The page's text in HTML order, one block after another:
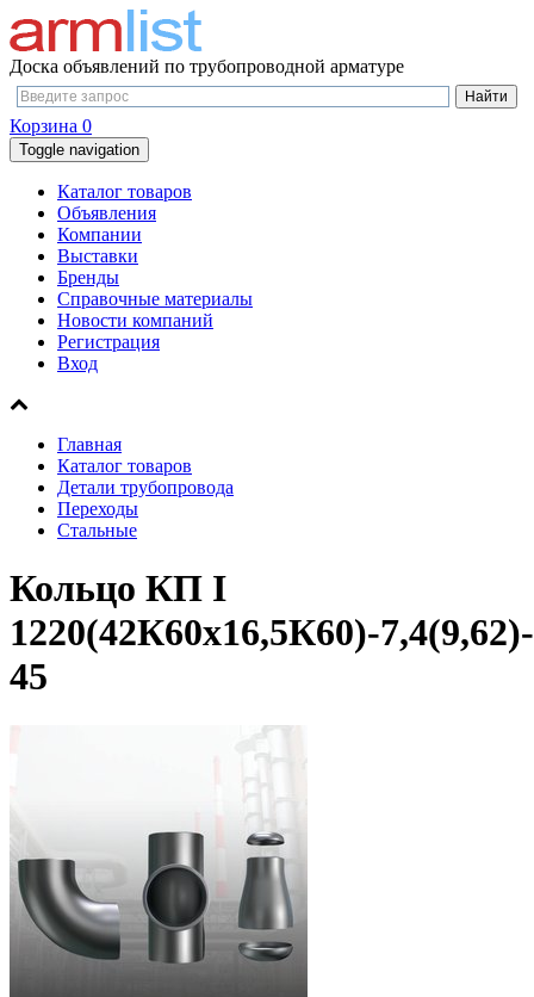
Доска объявлений по трубопроводной арматуре
Корзина 0
Toggle navigation
Каталог товаров
Объявления
Компании
Выставки
Бренды
Справочные материалы
Новости компаний
Регистрация
Вход
Главная
Каталог товаров
Детали трубопровода
Переходы
Стальные
Кольцо КП I
1220(42К60х16,5К60)-
45